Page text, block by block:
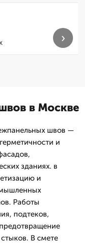
›
в Москве
швов —
и
зданиях. в
и
Работы
подтеков,
В смете